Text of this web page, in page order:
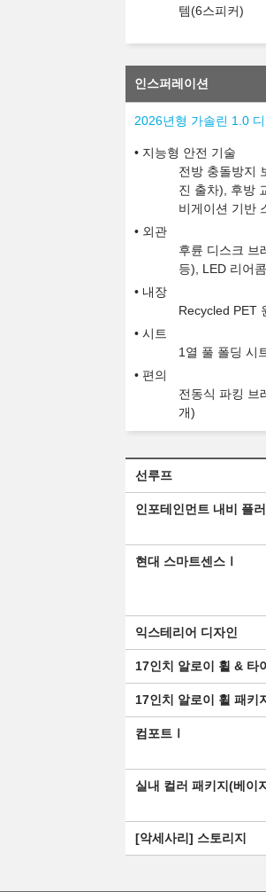
템(6스피커)
인스퍼레이션
2026년형 가솔린 1.0
지능형 안전 기술
전방 충돌방지
진 출차), 후방
비게이션 기반
외관
후륜 디스크 브
등), LED 리어
내장
Recycled PET
시트
1열 풀 폴딩 시
편의
전동식 파킹 브
개)
선루프
인포테인먼트 내비 플
현대 스마트센스Ⅰ
익스테리어 디자인
17인치 알로이 휠 & 타
17인치 알로이 휠 패키
컴포트Ⅰ
실내 컬러 패키지(베이
[악세사리] 스토리지